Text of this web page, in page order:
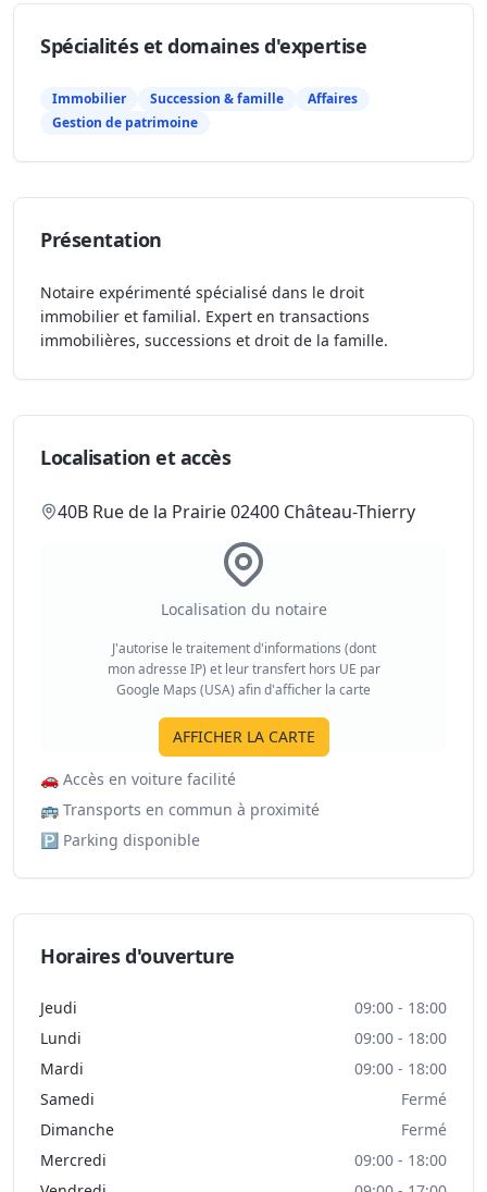
Spécialités et domaines d'expertise
Immobilier Succession & famille
Affaires
Gestion de patrimoine
Présentation
Notaire expérimenté spécialisé dans le droit
immobilier et familial. Expert en transactions
immobilières, successions et droit de la famille.
Localisation et accès
40B Rue de la Prairie 02400 Château-Thierry
Localisation du notaire
J'autorise le traitement d'informations (dont
mon adresse IP) et leur transfert hors UE par
Google Maps (USA) afin d'afficher la carte
AFFICHER LA CARTE
🚗 Accès en voiture facilité
🚌 Transports en commun à proximité
🅿️ Parking disponible
Horaires d'ouverture
Jeudi
09:00 - 18:00
Lundi
09:00 - 18:00
Mardi
09:00 - 18:00
Samedi
Fermé
Dimanche
Fermé
Mercredi
09:00 - 18:00